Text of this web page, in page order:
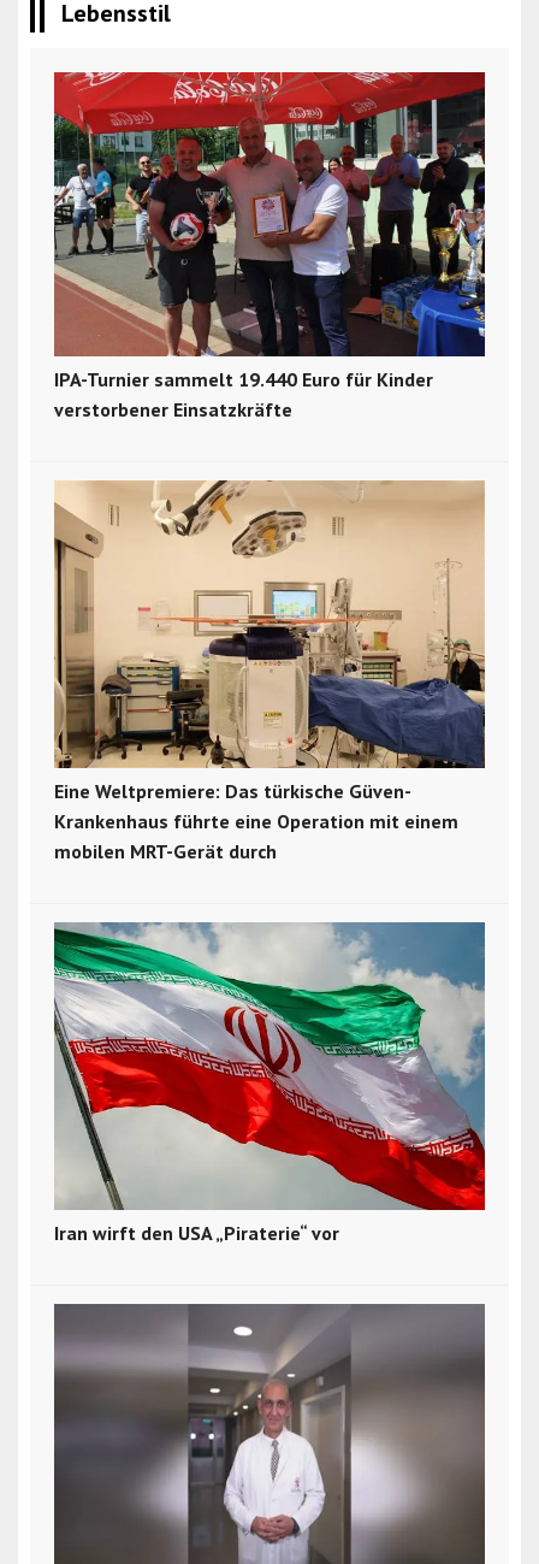
Lebensstil
IPA-Turnier sammelt 19.440 Euro für Kinder
verstorbener Einsatzkräfte
Eine Weltpremiere: Das türkische Güven-
Krankenhaus führte eine Operation mit einem
mobilen MRT-Gerät durch
Iran wirft den USA „Piraterie“ vor